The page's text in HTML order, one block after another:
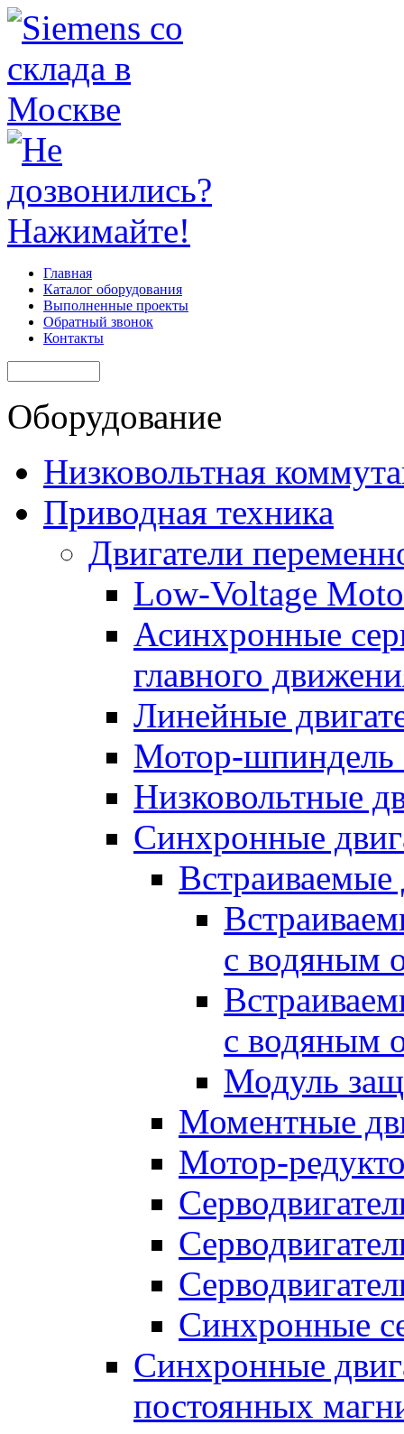
Главная
Каталог оборудования
Выполненные проекты
Обратный звонок
Контакты
Оборудование
Низковольтная
Приводная техника
Двигатели
Low-Voltage
Асинхронные
главного
Линейные
Мотор-шпиндель
Низковольтные
Синхронные
Встраиваемые
с водяным
с водяным
Модуль
Моментные
Мотор-
Синхронные
Синхронные
постоянных